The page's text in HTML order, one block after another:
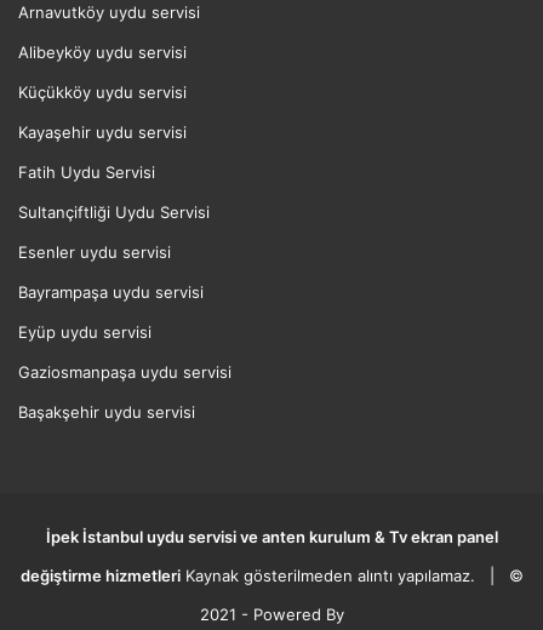
Arnavutköy uydu servisi
Alibeyköy uydu servisi
Küçükköy uydu servisi
Kayaşehir uydu servisi
Fatih Uydu Servisi
Sultançiftliği Uydu Servisi
Esenler uydu servisi
Bayrampaşa uydu servisi
Eyüp uydu servisi
Gaziosmanpaşa uydu servisi
Başakşehir uydu servisi
İpek İstanbul uydu servisive anten kurulum & Tv ekran panel
değiştirme hizmetleriKaynak gösterilmeden alıntı yapılamaz. | ©
2021 - Powered By